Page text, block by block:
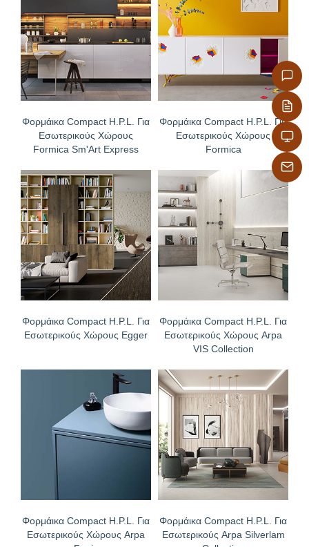
Φορμάικα Compact H.P.L. Για
Εσωτερικούς Χώρους
Formica Sm'Art Express
Φορμάικα Compact H.P.L. Για
Εσωτερικούς Χώρους
Formica
Φορμάικα Compact H.P.L. Για
Εσωτερικούς Χώρους Egger
Φορμάικα Compact H.P.L. Για
Εσωτερικούς Χώρους Arpa
VIS Collection
Φορμάικα Compact H.P.L. Για
Εσωτερικούς Χώρους Arpa
Φορμάικα Compact H.P.L. Για
Εσωτερικούς Arpa Silverlam